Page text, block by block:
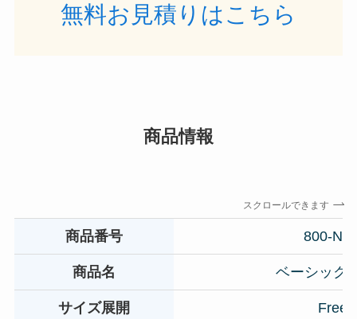
無料お見積りはこちら
商品情報
スクロールできます
商品番号 800-
商品名 ベーシック
サイズ展開 Free